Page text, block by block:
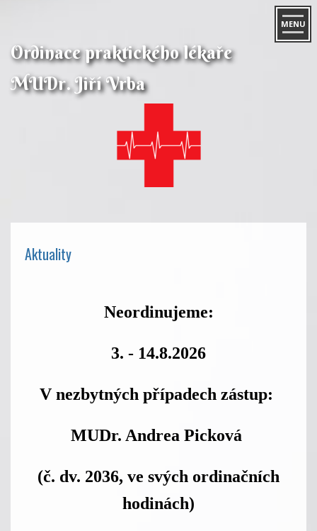
MENU
Ordinace praktického lékaře
MUDr. Jiří Vrba
Aktuality
Neordinujeme:
3. - 14.8.2026
V nezbytných případech zástup:
MUDr. Andrea Picková
(č. dv. 2036, ve svých ordinačních
hodinách)